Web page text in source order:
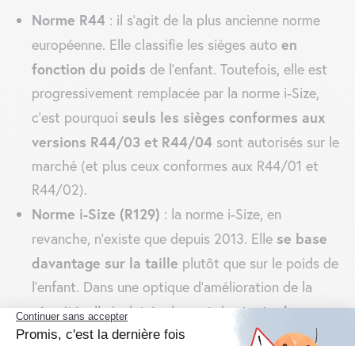
Norme R44 : il s’agit de la plus ancienne norme
européenne. Elle classifie les sièges auto en
fonction du poids de l’enfant. Toutefois, elle est
progressivement remplacée par la norme i-Size,
c’est pourquoi seuls les sièges conformes aux
versions R44/03 et R44/04 sont autorisés sur le
marché (et plus ceux conformes aux R44/01 et
R44/02).
Norme i-Size (R129) : la norme i-Size, en
revanche, n’existe que depuis 2013. Elle se base
davantage sur la taille plutôt que sur le poids de
l’enfant. Dans une optique d’amélioration de la
sécurité, elle inclut également des tests de
collision latérale. Elle impose aussi l’utilisation du